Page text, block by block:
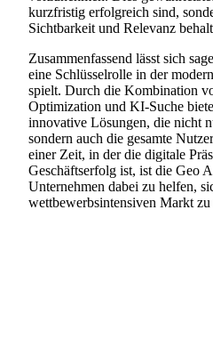
kurzfristig erfolgreich sind,
Sichtbarkeit und Relevanz
Zusammenfassend lässt sich
eine Schlüsselrolle in der
spielt. Durch die Kombination
Optimization und KI-Suche
innovative Lösungen, die nicht
sondern auch die gesamte
einer Zeit, in der die digitale
Geschäftserfolg ist, ist die Geo
Unternehmen dabei zu helfen,
wettbewerbsintensiven Markt zu